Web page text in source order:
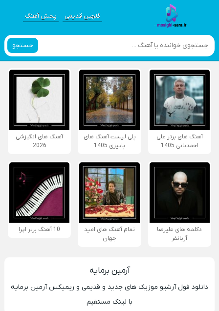
گلچین قدیمی پخش آهنگ
جستجو
آهنگ های برتر علی
احمدیانی 1405
پلی لیست آهنگ های
پاییزی 1405
آهنگ های انگیزشی
2026
دکلمه های علیرضا
آریانفر
تمام آهنگ های امید
جهان
10 آهنگ برتر اپرا
آرمین برمایه
دانلود فول آرشیو موزیک های جدید و قدیمی و ریمیکس آرمین برمایه
با لینک مستقیم